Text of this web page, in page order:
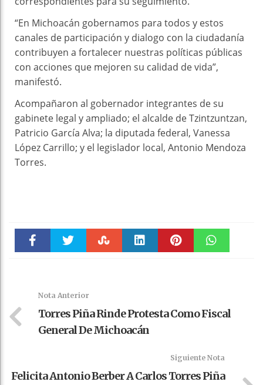
“En Michoacán gobernamos para todos y estos
canales de participación y dialogo con la ciudadanía
contribuyen a fortalecer nuestras políticas públicas
con acciones que mejoren su calidad de vida”,
manifestó.
Acompañaron al gobernador integrantes de su
gabinete legal y ampliado; el alcalde de Tzintzuntzan,
Patricio García Alva; la diputada federal, Vanessa
López Carrillo; y el legislador local, Antonio Mendoza
Torres.
Nota Anterior
Torres Piña Rinde Protesta Como Fiscal
General De Michoacán
Siguiente Nota
Felicita Antonio Berber A Carlos Torres Piña